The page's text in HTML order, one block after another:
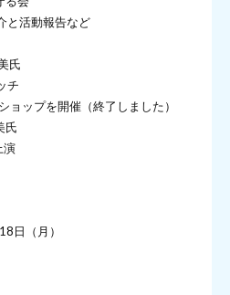
と活動報告など
氏
チ
ップを開催（終了しました）
氏
日（月）